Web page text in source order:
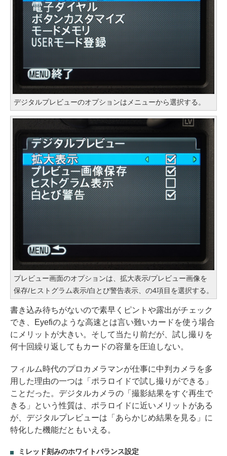
デジタルプレビューのオプションはメニューから選択する。
プレビュー画面のオプションは、拡大表示/プレビュー画像を
保存/ヒストグラム表示/白とび警告表示、の4項目を選択する。
書き込み待ちがないので素早くピントや露出がチェック
でき、Eyefiのような高速とは言い難いカードを使う場合
にメリットが大きい。そして当たり前だが、試し撮りを
何十回繰り返してもカードの容量を圧迫しない。
フィルム時代のプロカメラマンが仕事に中判カメラを多
用した理由の一つは「ポラロイドで試し撮りができる」
ことだった。デジタルカメラの「撮影結果をすぐ再生で
きる」という性質は、ポラロイドに近いメリットがある
が、デジタルプレビューは「あらかじめ結果を見る」に
特化した機能だともいえる。
ミレッド刻みのホワイトバランス設定